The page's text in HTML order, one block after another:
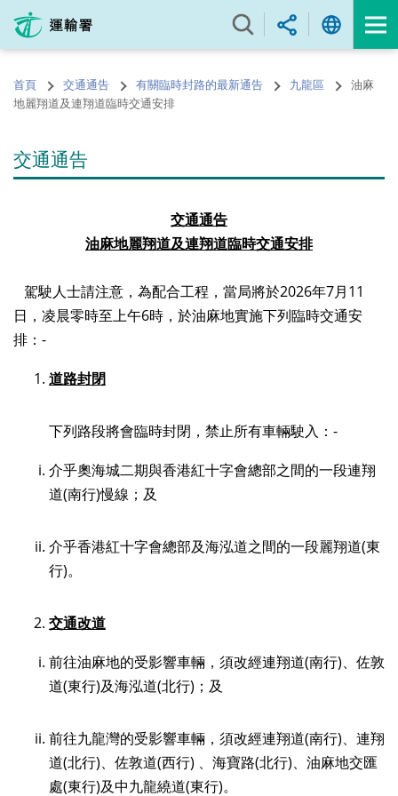
內
的
開
首頁 交通通告 有關臨時封路的最新通告 九龍區
油麻
地麗翔道及連翔道臨時交通安排
交通通告
交通通告
油麻地麗翔道及連翔道臨時交通安排
駕駛人士請注意，為配合工程，當局將於2026年7月11
日，凌晨零時至上午6時，於油麻地實施下列臨時交通安
排：-
道路封閉
下列路段將會臨時封閉，禁止所有車輛駛入：-
介乎奧海城二期與香港紅十字會總部之間的一段連翔
道(南行)慢線；及
介乎香港紅十字會總部及海泓道之間的一段麗翔道(東
行)。
交通改道
前往油麻地的受影響車輛，須改經連翔道(南行)、佐敦
道(東行)及海泓道(北行)；及
前往九龍灣的受影響車輛，須改經連翔道(南行)、連翔
道(北行)、佐敦道(西行) 、海寶路(北行)、油麻地交匯
處(東行)及中九龍繞道(東行)。